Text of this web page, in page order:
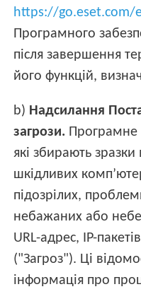
https://go.eset.com/
Програмного
після завершення
його функцій,
b) Надсилання
загрози. Програмне
які збирають зразки
шкідливих
підозрілих,
небажаних або
URL-адрес, IP-
("Загроз"). Ці
інформація про